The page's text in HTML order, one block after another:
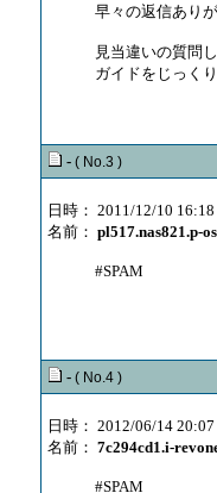
早々の返信あり
見当違いの質問
ガイドをじっく
- ( No.3 )
日時： 2011/12/10 16:18
名前： pl517.nas821.p-
#SPAM
- ( No.4 )
日時： 2012/06/14 20:07
名前： 7c294cd1.i-
#SPAM